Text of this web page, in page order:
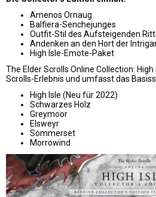
Amenos Ornaug
Balfiera-Senchejunges
Outfit-Stil des Aufsteigenden
Andenken an den Hort der
High Isle-Emote-Paket
The Elder Scrolls Online Collection:
Scrolls-Erlebnis und umfasst das
High Isle (Neu für 2022)
Schwarzes Holz
Greymoor
Elsweyr
Sommerset
Morrowind